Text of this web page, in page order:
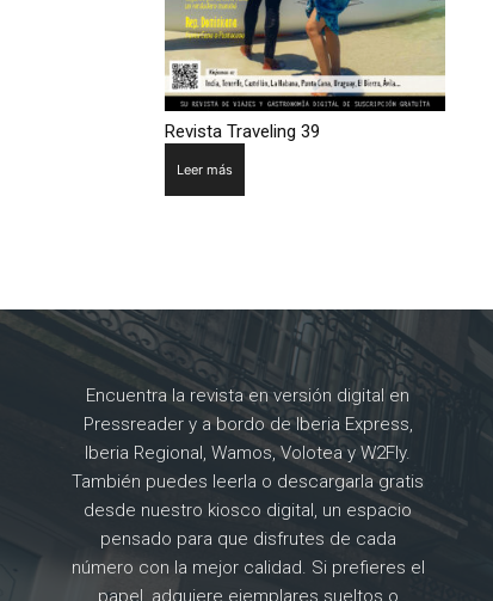
Revista Traveling 39
Leer más
Encuentra la revista en versión digital en
Pressreader y a bordo de Iberia Express,
Iberia Regional, Wamos, Volotea y W2Fly.
También puedes leerla o descargarla gratis
desde nuestro kiosco digital, un espacio
pensado para que disfrutes de cada
número con la mejor calidad. Si prefieres el
papel, adquiere ejemplares sueltos o